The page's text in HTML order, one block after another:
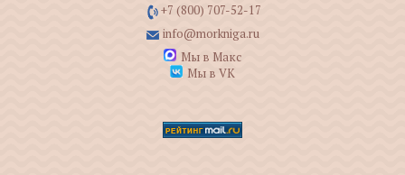
+7 (800) 707-52-17
info@morkniga.ru
Мы в Макс
Мы в VK